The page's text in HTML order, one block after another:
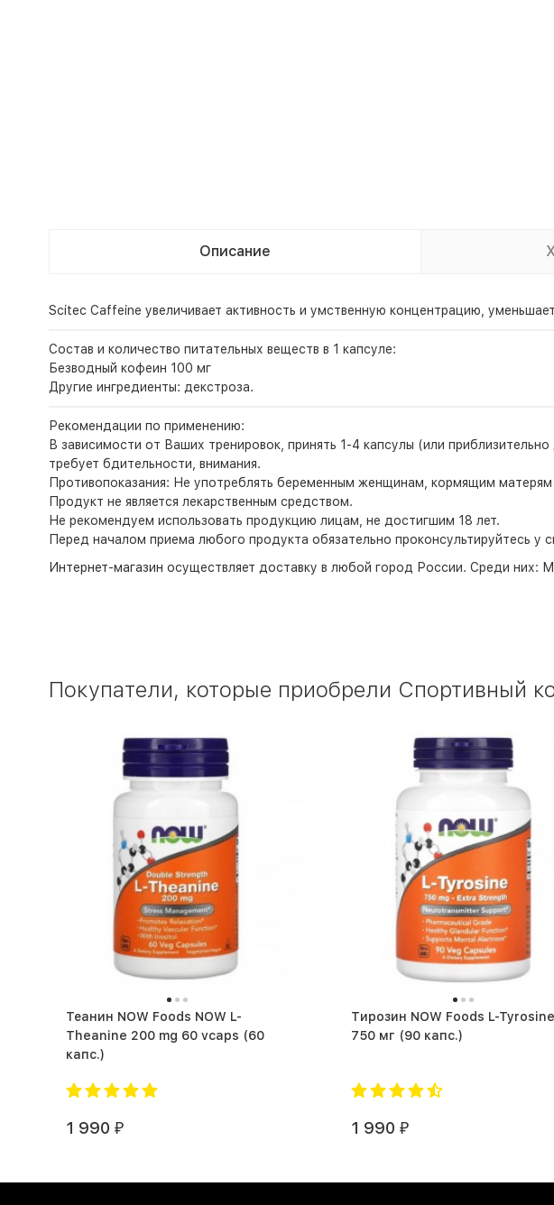
Описание
Scitec Caffeine увеличивает активность и умственную концентрацию,
Состав и количество питательных веществ в 1 капсуле:
Безводный кофеин 100 мг
Другие ингредиенты: декстроза.
Рекомендации по применению:
В зависимости от Ваших тренировок, принять 1-4 капсулы (или
требует бдительности, внимания.
Противопоказания: Не употреблять беременным женщинам, кормящим
Продукт не является лекарственным средством.
Не рекомендуем использовать продукцию лицам, не достигшим 18 лет.
Перед началом приема любого продукта обязательно проконсультируйтесь у
Интернет-магазин осуществляет доставку в любой город России. Среди них:
Покупатели, которые приобрели Спортивный
Теанин NOW Foods NOW L-
Theanine 200 mg 60 vcaps (60
капс.)
1 990 ₽
Тирозин NOW Foods L-Tyrosine
750 мг (90 капс.)
1 990 ₽